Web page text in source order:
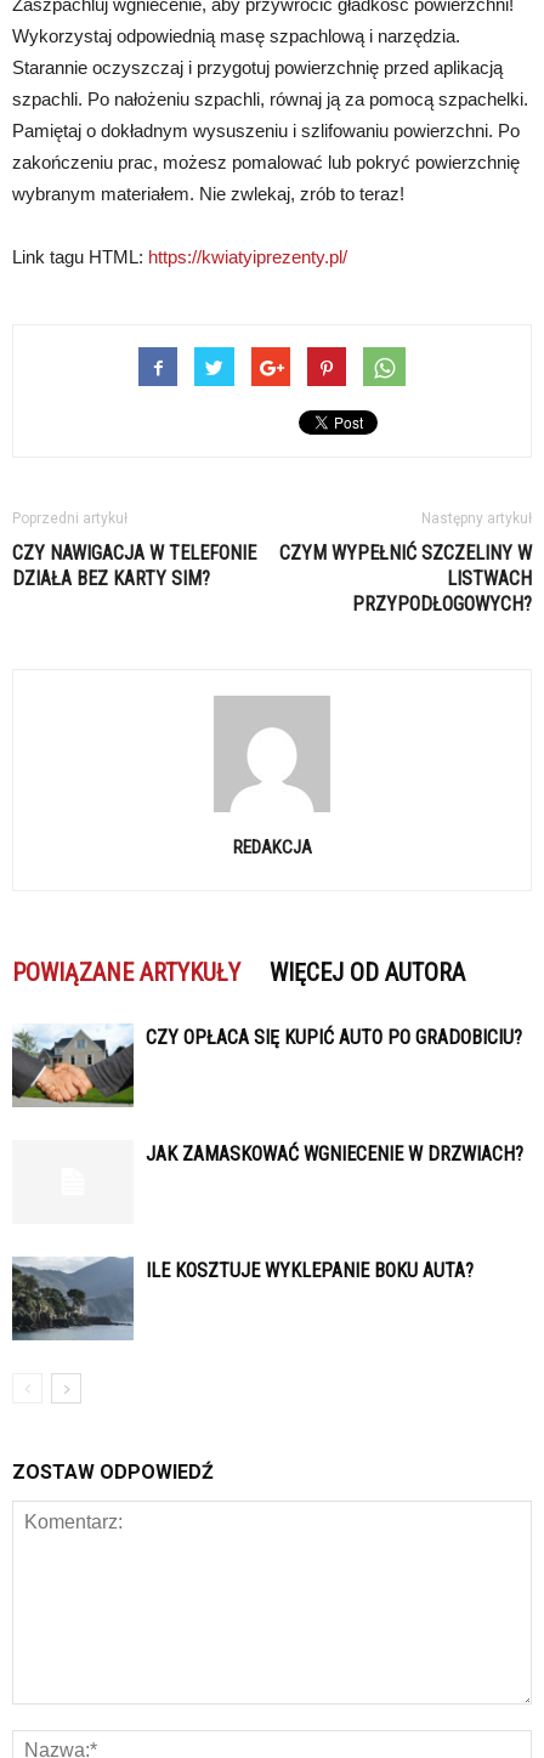
Zaszpachluj wgniecenie, aby przywrócić gładkość powierzchni!
Wykorzystaj odpowiednią masę szpachlową i narzędzia.
Starannie oczyszczaj i przygotuj powierzchnię przed aplikacją
szpachli. Po nałożeniu szpachli, równaj ją za pomocą szpachelki.
Pamiętaj o dokładnym wysuszeniu i szlifowaniu powierzchni. Po
zakończeniu prac, możesz pomalować lub pokryć powierzchnię
wybranym materiałem. Nie zwlekaj, zrób to teraz!
Link tagu HTML: https://kwiatyiprezenty.pl/
Poprzedni artykuł
CZY NAWIGACJA W TELEFONIE
DZIAŁA BEZ KARTY SIM?
Następny artykuł
CZYM WYPEŁNIĆ SZCZELINY W
LISTWACH
PRZYPODŁOGOWYCH?
REDAKCJA
POWIĄZANE ARTYKUŁY WIĘCEJ OD AUTORA
CZY OPŁACA SIĘ KUPIĆ AUTO PO GRADOBICIU?
JAK ZAMASKOWAĆ WGNIECENIE W DRZWIACH?
ILE KOSZTUJE WYKLEPANIE BOKU AUTA?
ZOSTAW ODPOWIEDŹ